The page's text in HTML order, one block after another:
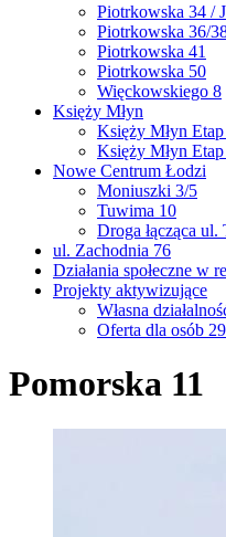
Piotrkowska 34 /
Piotrkowska 36/
Piotrkowska 41
Piotrkowska 50
Więckowskiego 8
Księży Młyn
Księży Młyn
Księży Młyn
Nowe Centrum Łodzi
Moniuszki 3/5
Tuwima 10
Droga łącząca
ul. Zachodnia 76
Działania społeczne w
Projekty aktywizujące
Własna
Oferta dla osób
Pomorska 11